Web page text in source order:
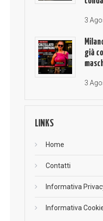
3
già
3
LINKS
Home
Contatti
Informativa
Informativa